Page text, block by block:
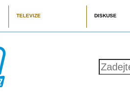
TELEVIZE DISKUSE